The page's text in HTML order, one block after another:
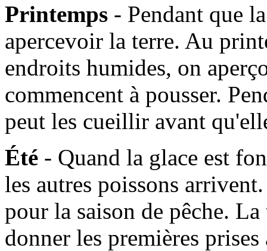
Printemps - Pendant que
apercevoir la terre. Au
endroits humides, on
commencent à pousser.
peut les cueillir avant
Été - Quand la glace est
les autres poissons
pour la saison de pêche.
donner les premières